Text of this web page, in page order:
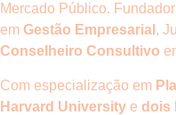
Mercado Público.
em Gestão Empresarial ,
Conselheiro Consultivo
Com especialização em
Harvard University e dois